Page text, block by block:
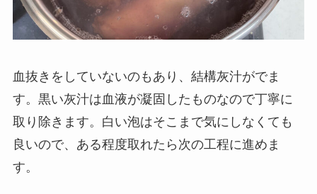
血抜きをしていないのもあり、結構灰汁がでま
す。黒い灰汁は血液が凝固したものなので丁寧に
取り除きます。白い泡はそこまで気にしなくても
良いので、ある程度取れたら次の工程に進めま
す。